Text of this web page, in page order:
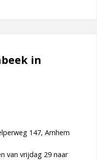
in
147, Arnhem
van vrijdag 29 naar